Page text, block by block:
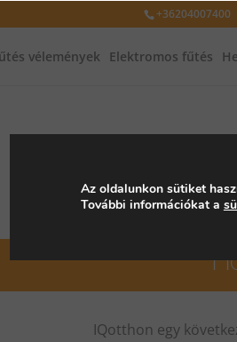
+36204007400
vélemények Elektromos fűtés
IQotthon egy
Az oldalunkon sütiket
További információkat a